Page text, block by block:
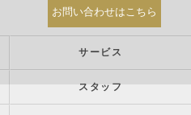
お問い合わせはこちら
サービス
スタッフ